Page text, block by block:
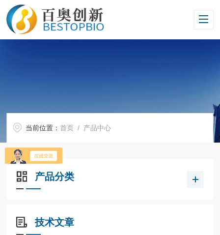
当前位置：首页 / 产品中心
产品分类
技术文章